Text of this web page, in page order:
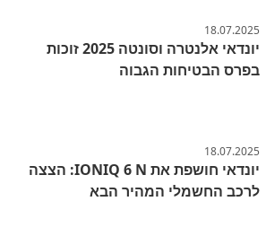
18.07.2025
יונדאי אלנטרה וסונטה 2025 זוכות
בפרס הבטיחות הגבוה
18.07.2025
יונדאי חושפת את IONIQ 6 N: הצצה
לרכב החשמלי המהיר הבא